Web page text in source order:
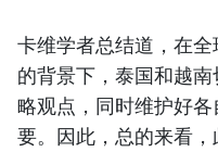
卡维学者总结道，在
的背景下，泰国和越
略观点，同时维护好
要。因此，总的来看